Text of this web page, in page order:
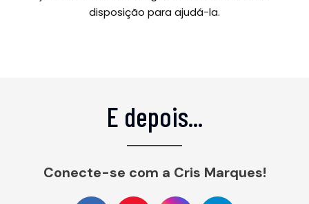
disposição para ajudá-la.
E depois...
Conecte-se com a Cris Marques!